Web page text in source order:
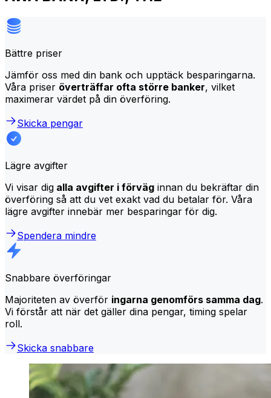
Bättre priser
Jämför oss med din bank och upptäck besparingarna.
Våra priser överträffar ofta större banker, vilket
maximerar värdet på din överföring.
Skicka pengar
Lägre avgifter
Vi visar dig alla avgifter i förväg innan du bekräftar din
överföring så att du vet exakt vad du betalar för. Våra
lägre avgifter innebär mer besparingar för dig.
Spendera mindre
Snabbare överföringar
Majoriteten av överför ingarna genomförs samma dag.
Vi förstår att när det gäller dina pengar, timing spelar
roll.
Skicka snabbare